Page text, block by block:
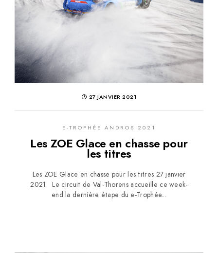
27 JANVIER 2021
E-TROPHÉE ANDROS 2021
Les ZOE Glace en chasse pour
les titres
Les ZOE Glace en chasse pour les titres 27 janvier
2021 Le circuit de Val-Thorens accueille ce week-
end la dernière étape du e-Trophée...